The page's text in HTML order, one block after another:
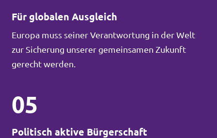
Für globalen Ausgleich
Europa muss seiner Verantwortung in der Welt
zur Sicherung unserer gemeinsamen Zukunft
gerecht werden.
05
Politisch aktive Bürgerschaft